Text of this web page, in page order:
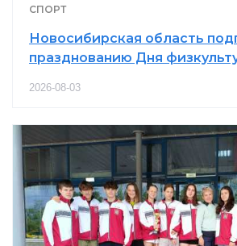
СПОРТ
Новосибирская область
празднованию Дня
2026-08-03